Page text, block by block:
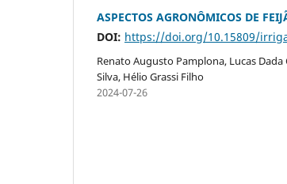
ASPECTOS AGRONÔMICOS DE
DOI: https://doi.org/10.15809/
Renato Augusto Pamplona, Lucas
Silva, Hélio Grassi Filho
2024-07-26